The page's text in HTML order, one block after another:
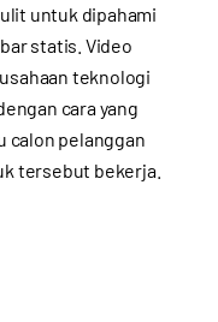
untuk dipahami
statis. Video
teknologi
cara yang
calon pelanggan
tersebut bekerja.